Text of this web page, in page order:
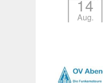
14
Aug.